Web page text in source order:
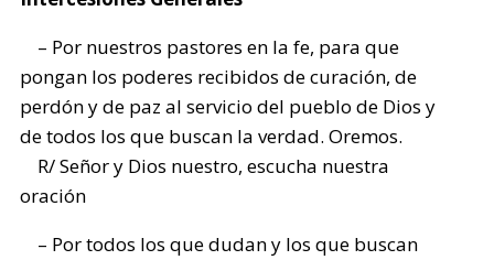
– Por nuestros pastores en la fe, para que
pongan los poderes recibidos de curación, de
perdón y de paz al servicio del pueblo de Dios y
de todos los que buscan la verdad. Oremos.
R/ Señor y Dios nuestro, escucha nuestra
oración
– Por todos los que dudan y los que buscan